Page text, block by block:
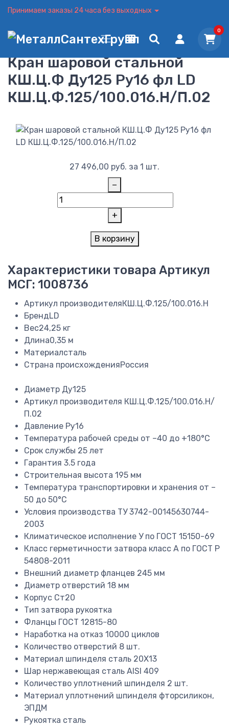
Принимаем заказы 24 часа без выходных
0
Кран шаровой стальной
КШ.Ц.Ф Ду125 Ру16 фл LD
КШ.Ц.Ф.125/100.016.Н/П.02
27 496,00 руб. за 1 шт.
−
+
В корзину
Характеристики товара Артикул
МСГ: 1008736
Артикул производителяКШ.Ц.Ф.125/100.016.Н
БрендLD
Вес24,25 кг
Длина0,35 м
Материалсталь
Страна происхожденияРоссия
Диаметр Ду125
Артикул производителя КШ.Ц.Ф.125/100.016.Н/
П.02
Давление Ру16
Температура рабочей среды от –40 до +180°C
Срок службы 25 лет
Гарантия 3.5 года
Строительная высота 195 мм
Температура транспортировки и хранения от –
50 до 50°C
Условия производства ТУ 3742-00145630744-
2003
Климатическое исполнение У по ГОСТ 15150-69
Класс герметичности затвора класс А по ГОСТ P
54808-2011
Внешний диаметр фланцев 245 мм
Диаметр отверстий 18 мм
Корпус Ст20
Тип затвора рукоятка
Фланцы ГОСТ 12815-80
Наработка на отказ 10000 циклов
Количество отверстий 8 шт.
Материал шпинделя сталь 20Х13
Шар нержавеющая сталь AISI 409
Количество уплотнений шпинделя 2 шт.
Материал уплотнений шпинделя фторсиликон,
ЭПДМ
Рукоятка сталь